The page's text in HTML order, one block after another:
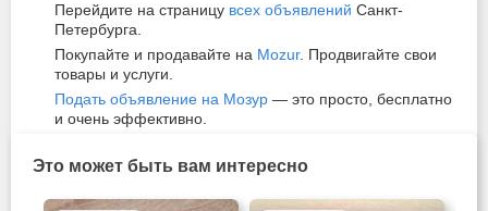
Перейдите на страницу всех объявлений Санкт-
Петербурга.
Покупайте и продавайте на Mozur. Продвигайте свои
товары и услуги.
Подать объявление на Мозур — это просто, бесплатно
и очень эффективно.
Это может быть вам интересно